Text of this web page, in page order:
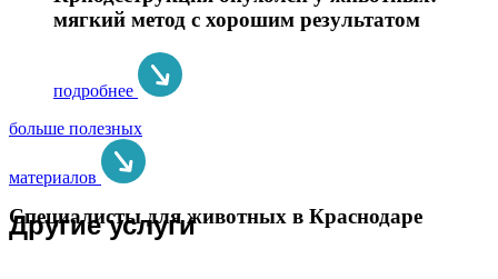
мягкий метод с хорошим результатом
подробнее
больше полезных
материалов
Другие услуги
Специалисты для животных в Краснодаре